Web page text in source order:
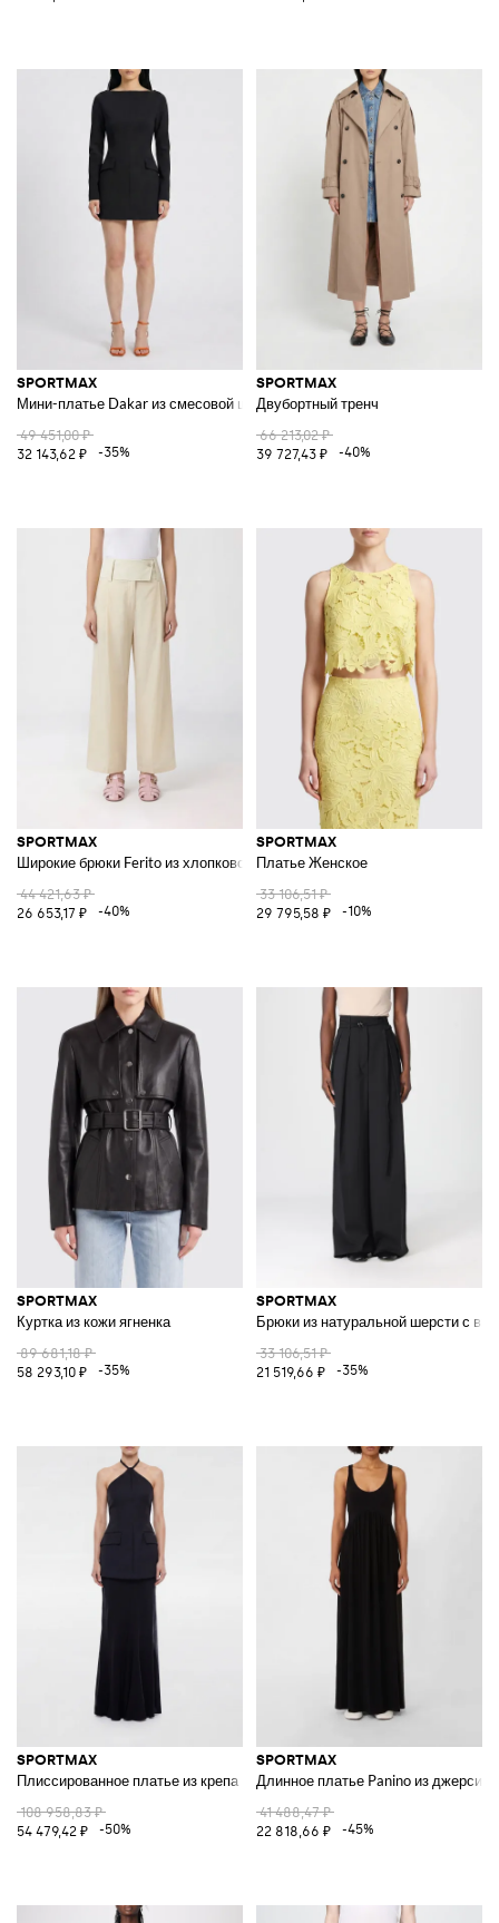
SPORTMAX
Мини-платье Dakar из смесовой шерсти
49 451,00 ₽
32 143,62 ₽
-35%
SPORTMAX
Двубортный тренч
66 213,02 ₽
39 727,43 ₽
-40%
SPORTMAX
Широкие брюки Ferito из хлопковой органзы
44 421,63 ₽
26 653,17 ₽
-40%
SPORTMAX
Платье Женское
33 106,51 ₽
29 795,58 ₽
-10%
SPORTMAX
Куртка из кожи ягненка
89 681,18 ₽
58 293,10 ₽
-35%
SPORTMAX
Брюки из натуральной шерсти с
33 106,51 ₽
21 519,66 ₽
-35%
SPORTMAX
Плиссированное платье из крепа
108 958,83 ₽
54 479,42 ₽
-50%
SPORTMAX
Длинное платье Panino из джерси
41 488,47 ₽
22 818,66 ₽
-45%